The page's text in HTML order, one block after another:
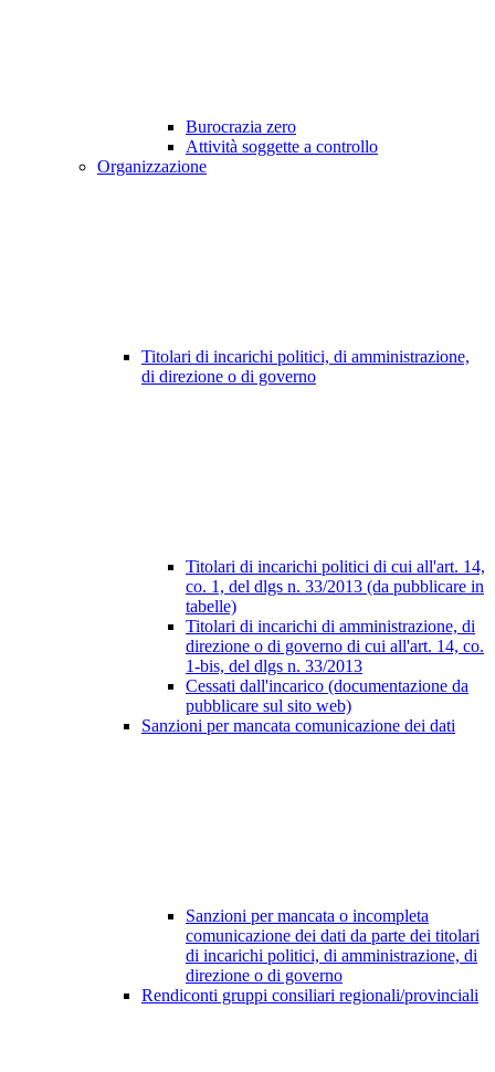
Burocrazia zero
Attività soggette a controllo
Organizzazione
Titolari di incarichi politici, di amministrazione,
di direzione o di governo
Titolari di incarichi politici di cui all'art. 14,
co. 1, del dlgs n. 33/2013 (da pubblicare in
tabelle)
Titolari di incarichi di amministrazione, di
direzione o di governo di cui all'art. 14, co.
1-bis, del dlgs n. 33/2013
Cessati dall'incarico (documentazione da
pubblicare sul sito web)
Sanzioni per mancata comunicazione dei dati
Sanzioni per mancata o incompleta
comunicazione dei dati da parte dei titolari
di incarichi politici, di amministrazione, di
direzione o di governo
Rendiconti gruppi consiliari regionali/provinciali